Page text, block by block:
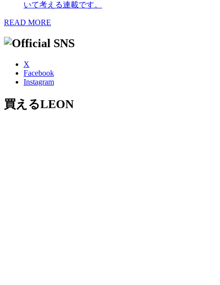
いて考える連載です。
READ MORE
X
Facebook
Instagram
買えるLEON